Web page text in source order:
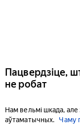
Пацвердзіце,
не робат
Нам вельмі шкада,
аўтаматычных.
Чаму